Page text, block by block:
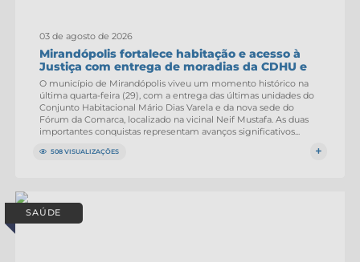
03 de agosto de 2026
Mirandópolis fortalece habitação e acesso à
Justiça com entrega de moradias da CDHU e
do...
O município de Mirandópolis viveu um momento histórico na
última quarta-feira (29), com a entrega das últimas unidades do
Conjunto Habitacional Mário Dias Varela e da nova sede do
Fórum da Comarca, localizado na vicinal Neif Mustafa. As duas
importantes conquistas representam avanços significativos...
508 VISUALIZAÇÕES
SAÚDE